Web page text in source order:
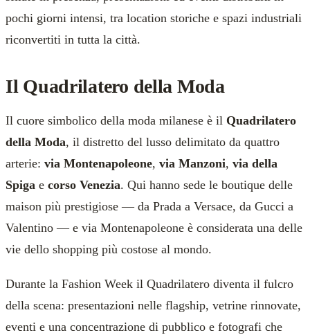
pochi giorni intensi, tra location storiche e spazi industriali
riconvertiti in tutta la città.
Il Quadrilatero della Moda
Il cuore simbolico della moda milanese è il Quadrilatero
della Moda, il distretto del lusso delimitato da quattro
arterie: via Montenapoleone, via Manzoni, via della
Spiga e corso Venezia. Qui hanno sede le boutique delle
maison più prestigiose — da Prada a Versace, da Gucci a
Valentino — e via Montenapoleone è considerata una delle
vie dello shopping più costose al mondo.
Durante la Fashion Week il Quadrilatero diventa il fulcro
della scena: presentazioni nelle flagship, vetrine rinnovate,
eventi e una concentrazione di pubblico e fotografi che